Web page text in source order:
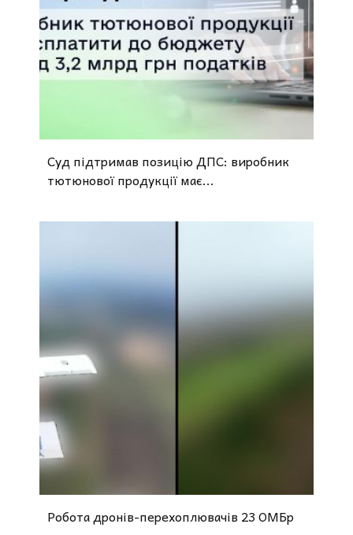
Суд підтримав позицію ДПС: виробник
тютюнової продукції має...
Робота дронів-перехоплювачів 23 ОМБр